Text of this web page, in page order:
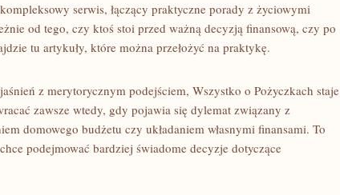
serwis, łączący praktyczne porady z życiowymi
od tego, czy ktoś stoi przed ważną decyzją finansową, czy po
tu artykuły, które można przełożyć na praktykę.
z merytorycznym podejściem, Wszystko o Pożyczkach staje
zawsze wtedy, gdy pojawia się dylemat związany z
domowego budżetu czy układaniem własnymi finansami. To
podejmować bardziej świadome decyzje dotyczące